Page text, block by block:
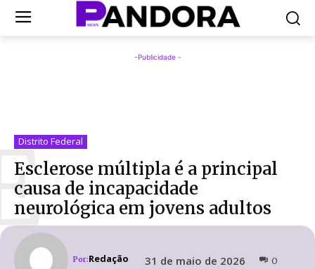
-Publicidade -
Distrito Federal
Esclerose múltipla é a principal
causa de incapacidade
neurológica em jovens adultos
Por:Redação 31 de maio de 2026 0